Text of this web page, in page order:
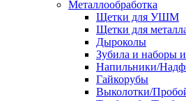
Металлообработка
Щетки для УШМ
Щетки для
Дыроколы
Зубила и наборы
Напильники/
Гайкорубы
Выколотки/